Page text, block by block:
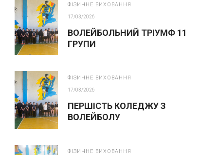
ФІЗИЧНЕ ВИХОВАННЯ
17/03/2026
ВОЛЕЙБОЛЬНИЙ ТРІУМФ 11
ГРУПИ
ФІЗИЧНЕ ВИХОВАННЯ
17/03/2026
ПЕРШІСТЬ КОЛЕДЖУ З
ВОЛЕЙБОЛУ
ФІЗИЧНЕ ВИХОВАННЯ